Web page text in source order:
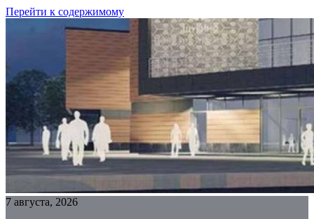
Перейти к содержимому
7 августа, 2026